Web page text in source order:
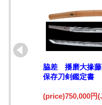
脇差 播磨大掾藤
保存刀剣鑑定書
(price)750,000円